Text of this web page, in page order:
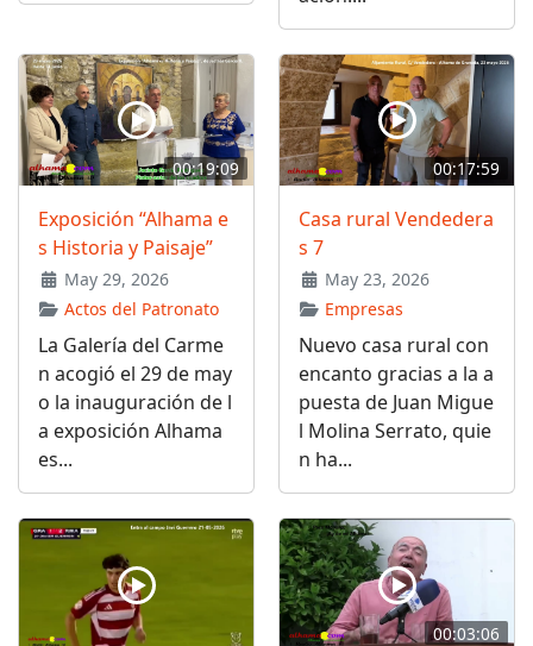
00:19:09
Exposición “Alhama e
s Historia y Paisaje”
May 29, 2026
Actos del Patronato
La Galería del Carme
n acogió el 29 de may
o la inauguración de l
a exposición Alhama
es...
00:17:59
Casa rural Vendedera
s 7
May 23, 2026
Empresas
Nuevo casa rural con
encanto gracias a la a
puesta de Juan Migue
l Molina Serrato, quie
n ha...
00:03:06